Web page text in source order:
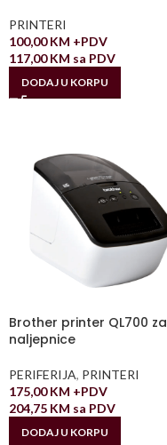
PRINTERI
100,00KM +PDV
117,00KM sa PDV
DODAJ U KORPU
Brother printer QL700 za
naljepnice
PERIFERIJA, PRINTERI
175,00KM +PDV
204,75 KM sa PDV
DODAJ U KORPU